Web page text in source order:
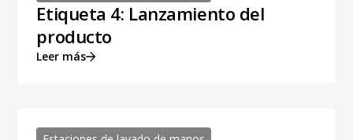
Etiqueta 4: Lanzamiento del
producto
Leer más